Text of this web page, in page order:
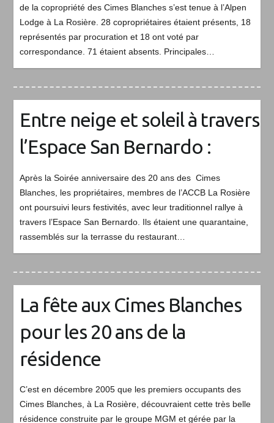
de la copropriété des Cimes Blanches s’est tenue à l’Alpen
Lodge à La Rosière. 28 copropriétaires étaient présents, 18
représentés par procuration et 18 ont voté par
correspondance. 71 étaient absents. Principales…
Entre neige et soleil à travers
l’Espace San Bernardo :
Après la Soirée anniversaire des 20 ans des Cimes
Blanches, les propriétaires, membres de l’ACCB La Rosière
ont poursuivi leurs festivités, avec leur traditionnel rallye à
travers l’Espace San Bernardo. Ils étaient une quarantaine,
rassemblés sur la terrasse du restaurant…
La fête aux Cimes Blanches
pour les 20 ans de la
résidence
C’est en décembre 2005 que les premiers occupants des
Cimes Blanches, à La Rosière, découvraient cette très belle
résidence construite par le groupe MGM et gérée par la